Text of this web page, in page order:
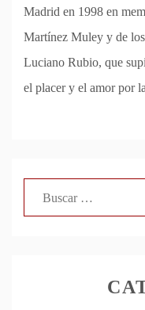
Madrid en 1998 en
Martínez Muley y de
Luciano Rubio, que
el placer y el amor por